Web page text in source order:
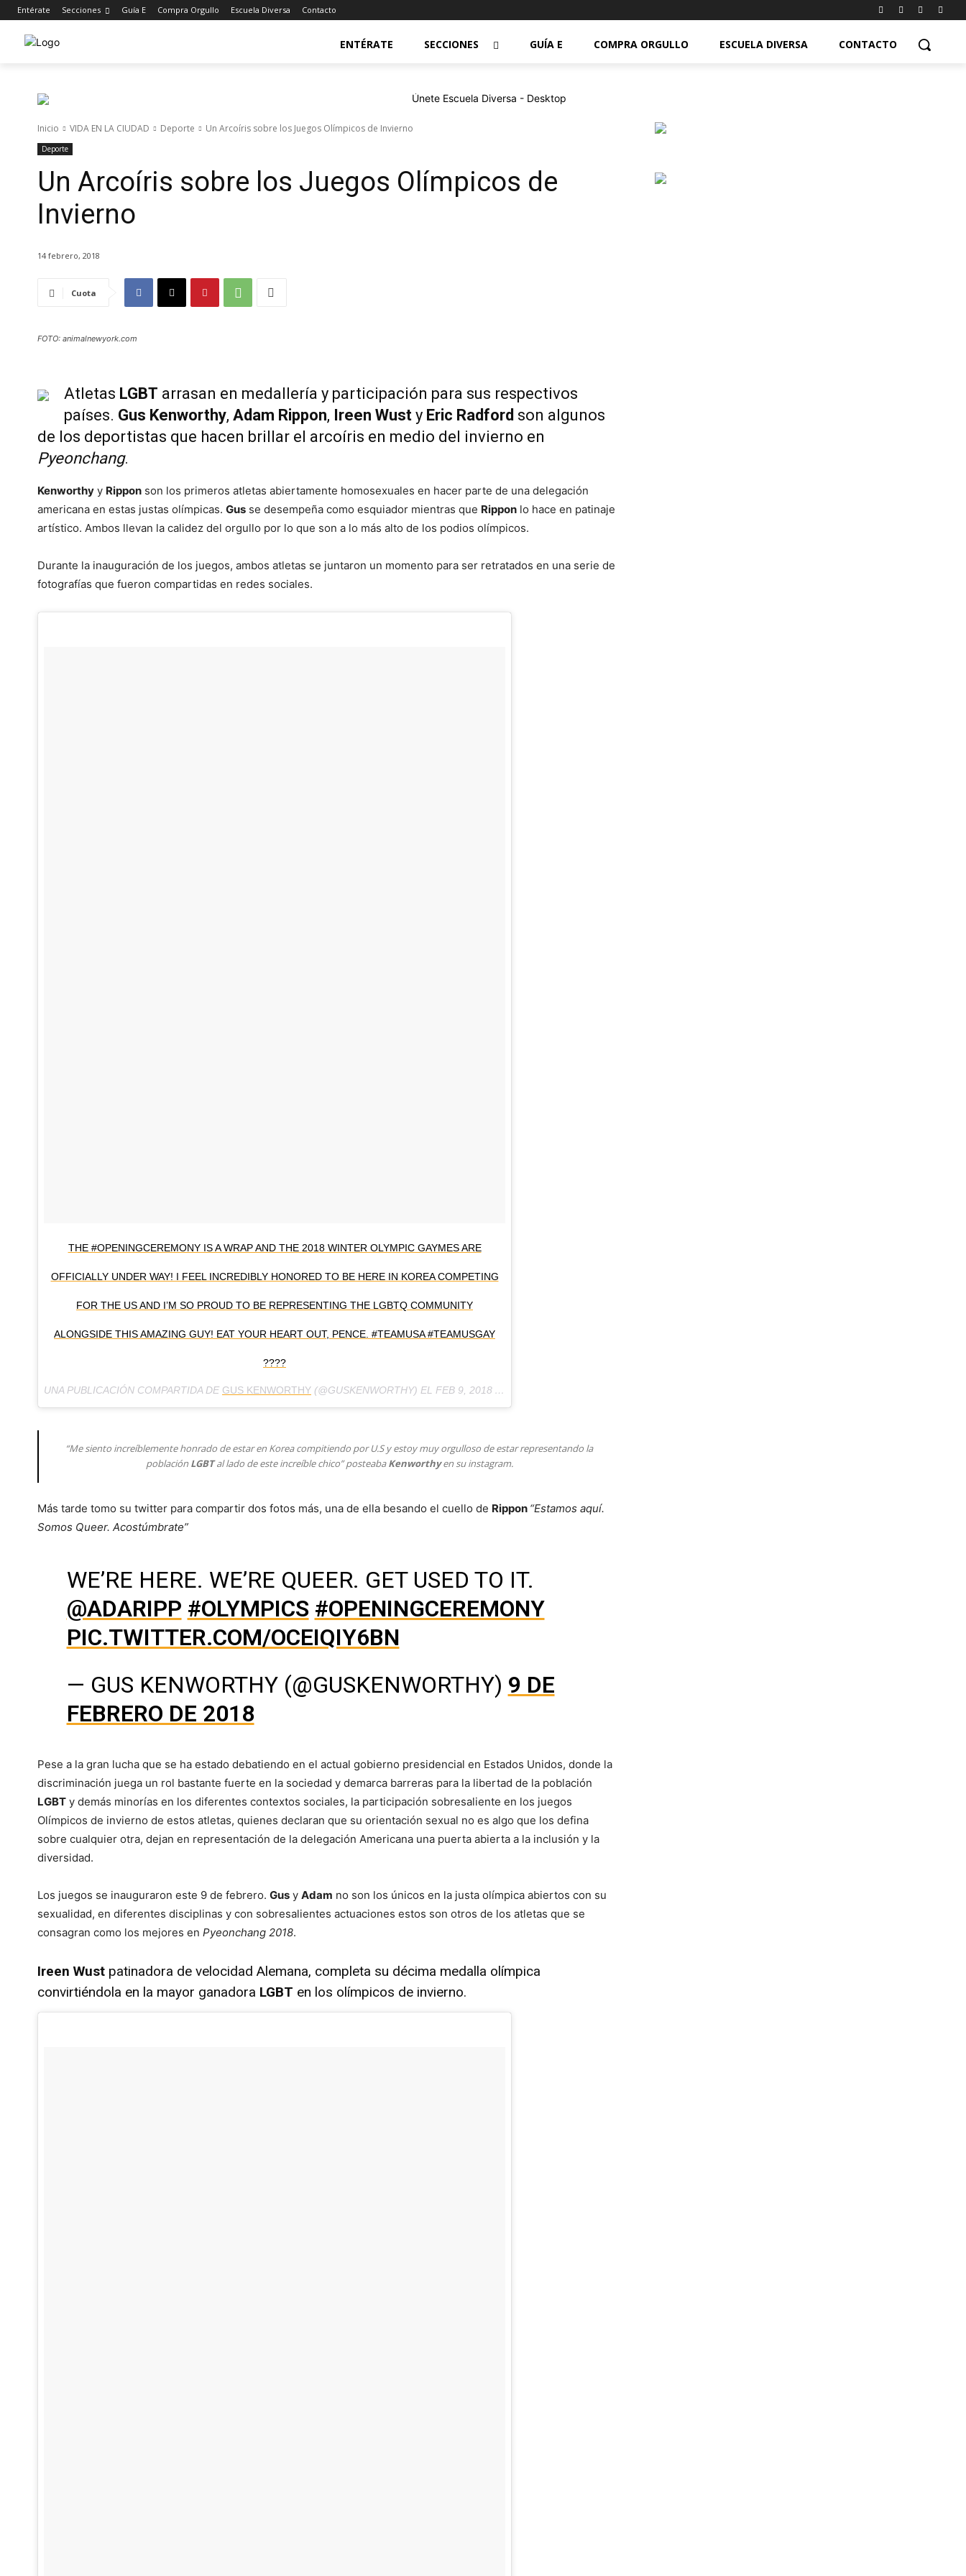
Entérate Secciones Guía E Compra Orgullo Escuela Diversa Contacto
ENTÉRATE SECCIONES GUÍA E COMPRA ORGULLO ESCUELA DIVERSA CONTACTO
Inicio VIDA EN LA CIUDAD Deporte Un Arcoíris sobre los Juegos Olímpicos de Invierno
Deporte
Un Arcoíris sobre los Juegos Olímpicos de
Invierno
14 febrero, 2018
Cuota
FOTO: animalnewyork.com
Atletas LGBT arrasan en medallería y participación para sus respectivos
países. Gus Kenworthy, Adam Rippon, Ireen Wust y Eric Radford son algunos
de los deportistas que hacen brillar el arcoíris en medio del invierno en
Pyeonchang.
Kenworthy y Rippon son los primeros atletas abiertamente homosexuales en hacer parte de una delegación
americana en estas justas olímpicas. Gus se desempeña como esquiador mientras que Rippon lo hace en patinaje
artístico. Ambos llevan la calidez del orgullo por lo que son a lo más alto de los podios olímpicos.
Durante la inauguración de los juegos, ambos atletas se juntaron un momento para ser retratados en una serie de
fotografías que fueron compartidas en redes sociales.
THE #OPENINGCEREMONY IS A WRAP AND THE 2018 WINTER OLYMPIC GAYMES ARE
OFFICIALLY UNDER WAY! I FEEL INCREDIBLY HONORED TO BE HERE IN KOREA COMPETING
FOR THE US AND I’M SO PROUD TO BE REPRESENTING THE LGBTQ COMMUNITY
ALONGSIDE THIS AMAZING GUY! EAT YOUR HEART OUT, PENCE. #TEAMUSA #TEAMUSGAY
???️‍?
UNA PUBLICACIÓN COMPARTIDA DE GUS KENWORTHY (@GUSKENWORTHY) EL FEB 9, 2018 AT 7:29 PST
“Me siento increíblemente honrado de estar en Korea compitiendo por U.S y estoy muy orgulloso de estar representando la
población LGBTal lado de este increíble chico” posteabaKenworthyen su instagram.
Más tarde tomo su twitter para compartir dos fotos más, una de ella besando el cuello de Rippon “Estamos aquí.
Somos Queer. Acostúmbrate”
WE’RE HERE. WE’RE QUEER. GET USED TO IT.
@ADARIPP #OLYMPICS #OPENINGCEREMONY
PIC.TWITTER.COM/OCEIQIY6BN
— GUS KENWORTHY (@GUSKENWORTHY) 9 DE
FEBRERO DE 2018
Pese a la gran lucha que se ha estado debatiendo en el actual gobierno presidencial en Estados Unidos, donde la
discriminación juega un rol bastante fuerte en la sociedad y demarca barreras para la libertad de la población
LGBT y demás minorías en los diferentes contextos sociales, la participación sobresaliente en los juegos
Olímpicos de invierno de estos atletas, quienes declaran que su orientación sexual no es algo que los defina
sobre cualquier otra, dejan en representación de la delegación Americana una puerta abierta a la inclusión y la
diversidad.
Los juegos se inauguraron este 9 de febrero. Gus y Adam no son los únicos en la justa olímpica abiertos con su
sexualidad, en diferentes disciplinas y con sobresalientes actuaciones estos son otros de los atletas que se
consagran como los mejores en Pyeonchang 2018.
Ireen Wust patinadora de velocidad Alemana, completa su décima medalla olímpica
convirtiéndola en la mayor ganadora LGBT en los olímpicos de invierno.